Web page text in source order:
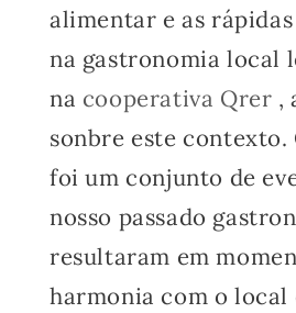
alimentar e as
na gastronomia local
na cooperativa Qrer ,
sonbre este contexto.
foi um conjunto de
nosso passado
resultaram em
harmonia com o local